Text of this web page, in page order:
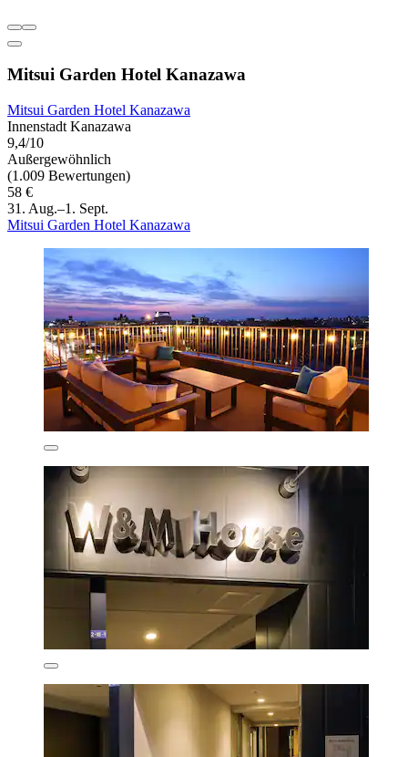
Mitsui Garden Hotel Kanazawa
Mitsui Garden Hotel Kanazawa
Innenstadt Kanazawa
9,4/10
Außergewöhnlich
(1.009 Bewertungen)
58 €
31. Aug.–1. Sept.
Mitsui Garden Hotel Kanazawa